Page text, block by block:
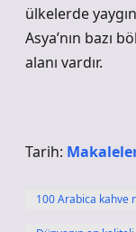
ülkelerde
Asya’nın bazı
alanı vardır.
Tarih:
100 Arabica kahve